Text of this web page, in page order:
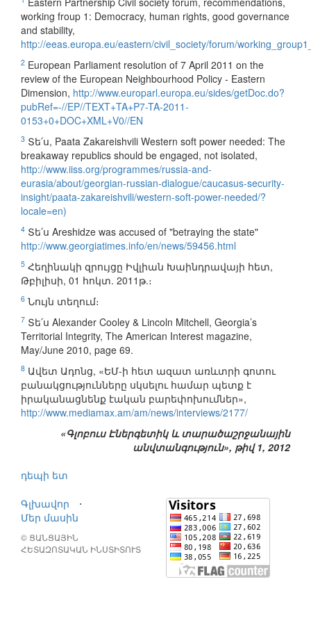
working froup 1: Democracy, human rights, good governance
and stability,
http://eeas.europa.eu/eastern/civil_society/forum/
2 European Parliament resolution of 7 April 2011 on the
review of the European Neighbourhood Policy - Eastern
Dimension, http://www.europarl.europa.eu/sides/getDoc.do?
pubRef=-//EP//TEXT+TA+P7-TA-2011-
0153+0+DOC+XML+V0//EN
3 Տե՛ս, Paata Zakareishvili Western soft power needed: The
breakaway republics should be engaged, not isolated,
http://www.iiss.org/programmes/russia-and-
eurasia/about/georgian-russian-dialogue/caucasus-security-
insight/paata-zakareishvili/western-soft-power-needed/?
locale=en)
4 Տե՛ս Areshidze was accused of "betraying the state"
http://www.georgiatimes.info/en/news/59456.html
5 Հեղինակի զրույցը Իվլիան Խաինդրավայի հետ,
Թբիլիսի, 01 հոկտ. 2011թ.։
6 Նույն տեղում։
7 Տե՛ս Alexander Cooley & Lincoln Mitchell, Georgia’s
Territorial Integrity, The American Interest magazine,
May/June 2010, page 69.
8 Ավետ Ադոնց, «ԵՄ-ի հետ ազատ առևտրի գոտու
բանակցությունները սկսելու համար պետք է
իրականացնենք էական բարեփոխումներ»,
http://www.mediamax.am/am/news/interviews/2177/
«Գլոբուս Էներգետիկ և տարածաշրջանային
անվտանգություն», թիվ 1, 2012
դեպի ետ
Գլխավոր
⋅
Մեր մասին
© ՑԱՆՑԱՅԻՆ
ՀԵՏԱԶՈՏԱԿԱՆ ԻՆՍՏԻՏՈՒՏ